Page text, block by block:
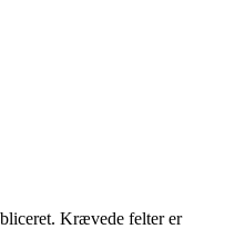
Krævede felter er